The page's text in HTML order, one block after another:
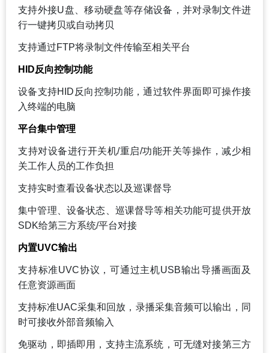
支持外接U盘、移动硬盘等存储设备，并对录制文件进
行一键拷贝或自动拷贝
支持通过FTP将录制文件传输至相关平台
HID反向控制功能
设备支持HID反向控制功能，通过软件界面即可操作接
入终端的电脑
平台集中管理
支持对设备进行开关机/重启/功能开关等操作，减少相
关工作人员的工作负担
支持实时查看设备状态以及巡课督导
集中管理、设备状态、巡课督导等相关功能可提供开放
SDK给第三方系统/平台对接
内置UVC输出
支持标准UVC协议，可通过主机USB输出导播画面及
任意资源画面
支持标准UAC采集和回放，录播采集音频可以输出，同
时可接收外部音频输入
免驱动，即插即用，支持主流系统，可无缝对接第三方